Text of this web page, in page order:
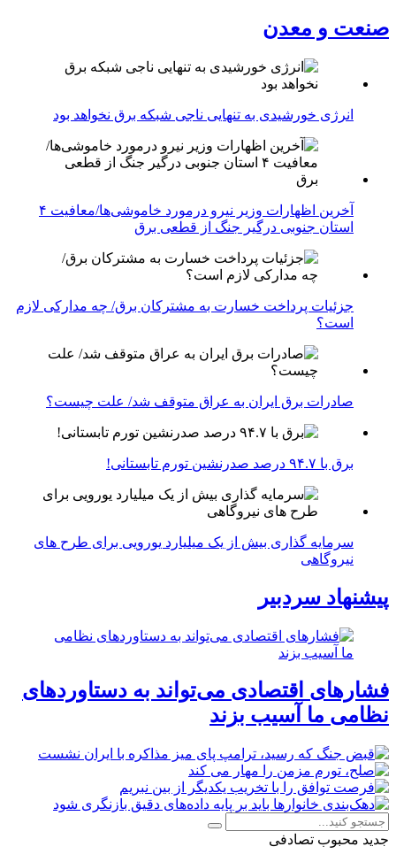
صنعت و معدن
انرژی خورشیدی به تنهایی ناجی شبکه برق نخواهد بود
آخرین اظهارات وزیر نیرو درمورد خاموشی‌ها/معافیت ۴
استان جنوبی درگیر جنگ از قطعی برق
جزئیات پرداخت خسارت به مشترکان برق/ چه مدارکی لازم
است؟
صادرات برق ایران به عراق متوقف شد/ علت چیست؟
برق با ۹۴.۷ درصد صدرنشین تورم تابستانی!
سرمایه گذاری بیش از یک میلیارد یورویی برای طرح های
نیروگاهی
پیشنهاد سردبیر
فشارهای اقتصادی می‌تواند به دستاوردهای
نظامی ما آسیب بزند
جدید محبوب تصادفی